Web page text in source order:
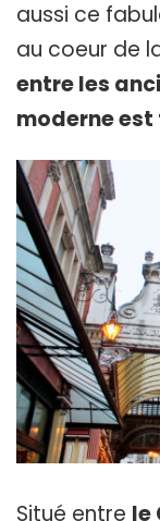
aussi ce
au coeur de
entre les
moderne
Situé entre le